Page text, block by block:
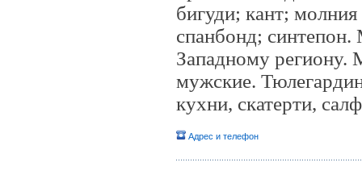
бигуди; кант;
спанбонд;
Западному
мужские.
кухни, скатерти,
Адрес и телефон